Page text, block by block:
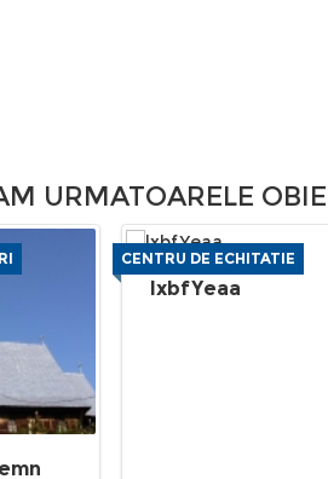
URMATOARELE
CENTRU DE ECHITATIE
lxbfYeaa